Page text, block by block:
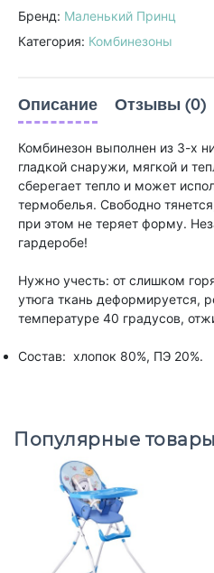
Бренд: Маленький Принц
Категория: Комбинезоны
Описание Отзывы (0)
Комбинезон выполнен из 3-х
гладкой снаружи, мягкой и
сберегает тепло и может
термобелья. Свободно
при этом не теряет форму.
гардеробе!
Нужно учесть: от слишком
утюга ткань деформируется,
температуре 40 градусов,
Состав: хлопок 80%, ПЭ 20%.
Популярные товары